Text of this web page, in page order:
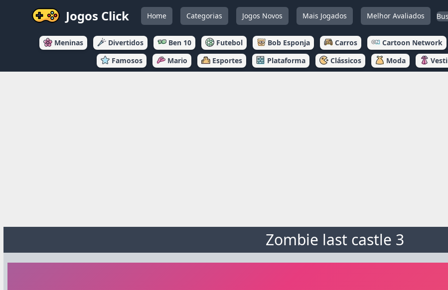
Jogos Click Home Categorias Jogos Novos Mais Jogados Melhor Avaliados
Meninas Divertidos Ben 10 Futebol Bob Esponja Carros Cartoon Network
Famosos
Mario Esportes Plataforma Clássicos Moda
Zombie last castle 3